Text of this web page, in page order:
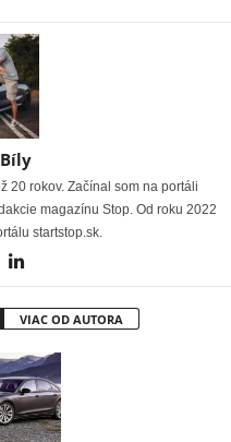
20 rokov. Začínal som na portáli
magazínu Stop. Od roku 2022
startstop.sk.
VIAC OD AUTORA